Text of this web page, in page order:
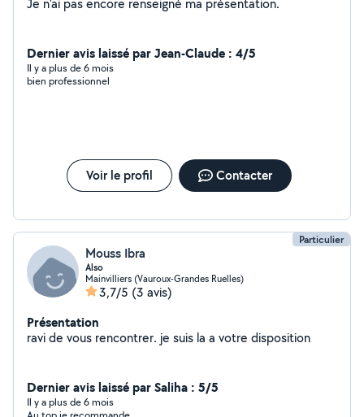
Je n'ai pas encore renseigné ma présentation.
Dernier avis laissé par Jean-Claude : 4/5
Il y a plus de 6 mois
bien professionnel
Voir le profil Contacter
Particulier
Mouss Ibra
Also
Mainvilliers (Vauroux-Grandes Ruelles)
3,7/5 (3 avis)
Présentation
ravi de vous rencontrer. je suis la a votre disposition
Dernier avis laissé par Saliha : 5/5
Il y a plus de 6 mois